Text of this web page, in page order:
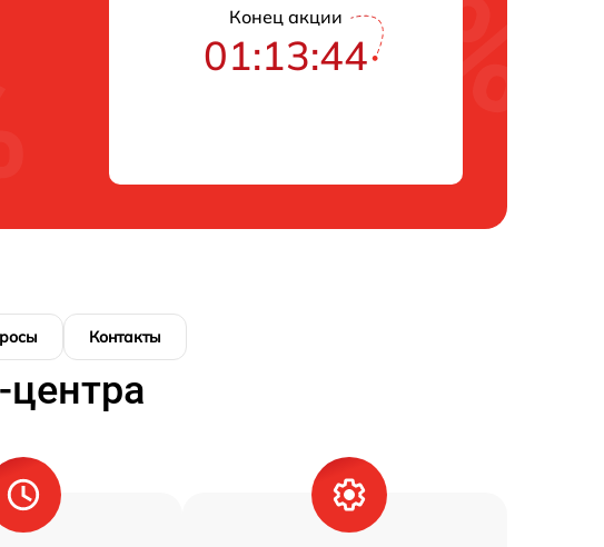
Конец акции
01:13:43
Контакты